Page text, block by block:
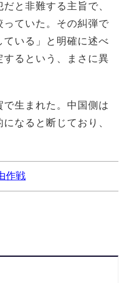
と非難する主旨で、
ていた。その糾弾で
いる」と明確に述べ
るという、まさに異
生まれた。中国側は
なると断じており、
作戦